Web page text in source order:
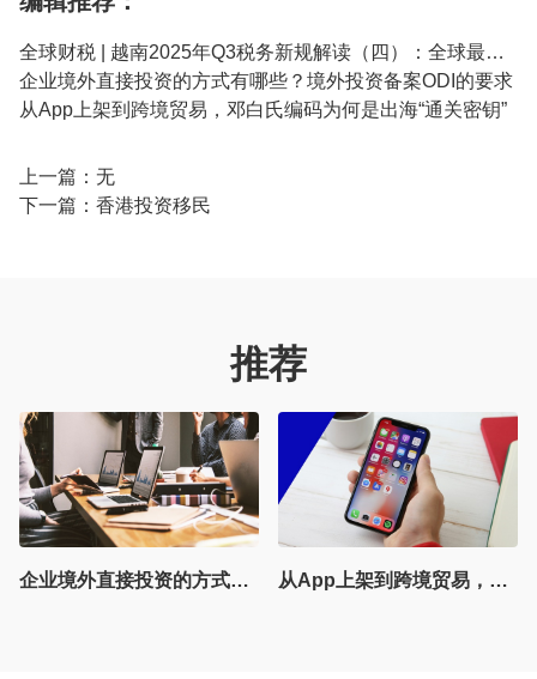
全球财税 | 越南2025年Q3税务新规解读（四）：全球最低税落地越南，跨国企业如何应对
企业境外直接投资的方式有哪些？境外投资备案ODI的要求
从App上架到跨境贸易，邓白氏编码​为何是出海“通关密钥”
上一篇：无
下一篇： 香港投资移民
推荐
从App上架到跨境贸易，邓白氏编码​为何是出海“通关密钥” 全球财税 | 越南2025年Q3税务新规解读（四）：全球最低税落地越南，跨国企业如何应对